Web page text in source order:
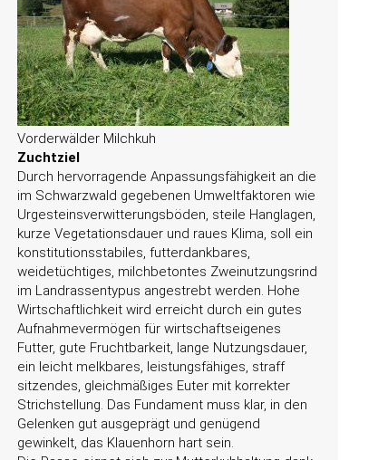
Vorderwälder Milchkuh
Zuchtziel
Durch hervorragende Anpassungsfähigkeit an die
im Schwarzwald gegebenen Umweltfaktoren wie
Urgesteinsverwitterungsböden, steile Hanglagen,
kurze Vegetationsdauer und raues Klima, soll ein
konstitutionsstabiles, futterdankbares,
weidetüchtiges, milchbetontes Zweinutzungsrind
im Landrassentypus angestrebt werden. Hohe
Wirtschaftlichkeit wird erreicht durch ein gutes
Aufnahmevermögen für wirtschaftseigenes
Futter, gute Fruchtbarkeit, lange Nutzungsdauer,
ein leicht melkbares, leistungsfähiges, straff
sitzendes, gleichmäßiges Euter mit korrekter
Strichstellung. Das Fundament muss klar, in den
Gelenken gut ausgeprägt und genügend
gewinkelt, das Klauenhorn hart sein.